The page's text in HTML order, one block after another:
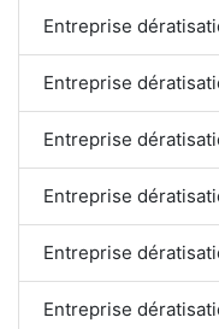
Entreprise
Entreprise
Entreprise
Entreprise
Entreprise
Entreprise